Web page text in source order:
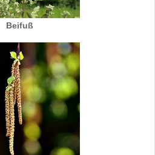
Beifuß